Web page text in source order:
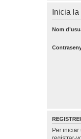
Inicia
Nom
Per iniciar